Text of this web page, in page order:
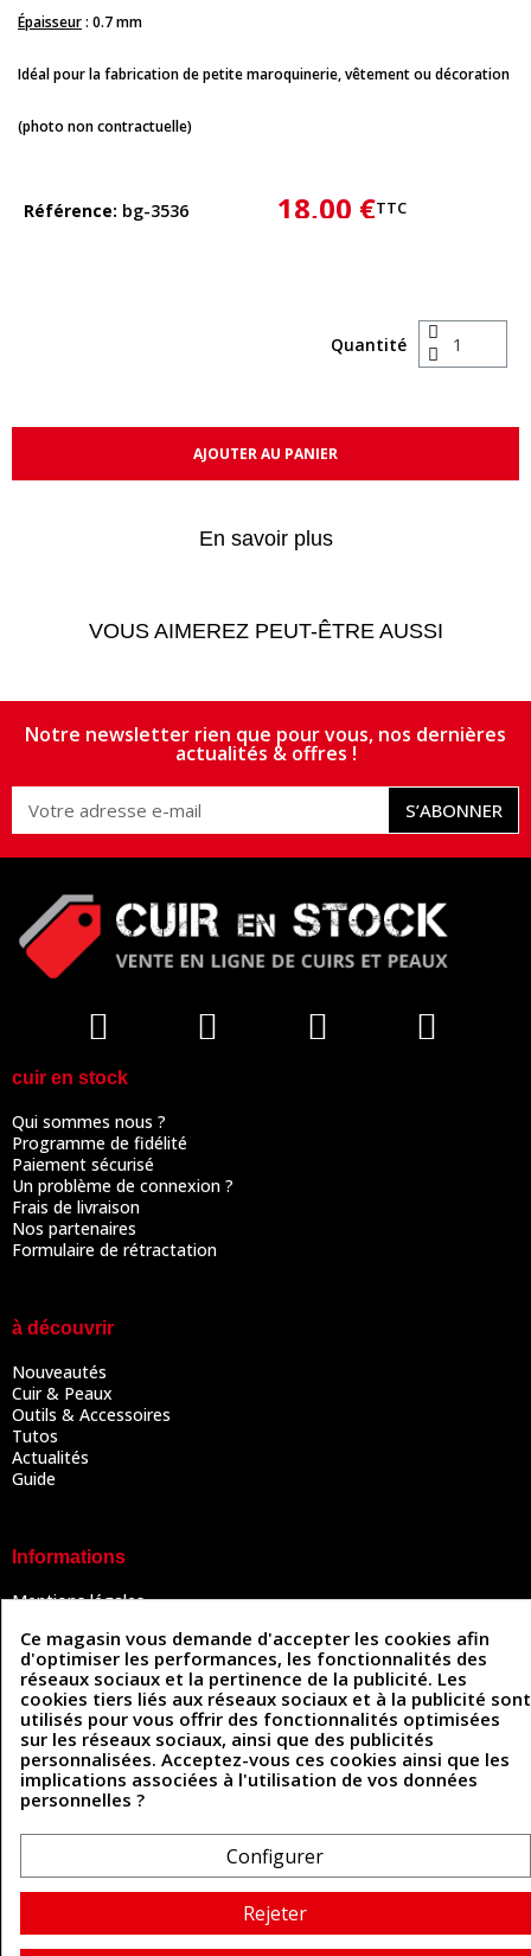
Épaisseur: 0.7 mm
Idéal pour la fabrication de petite maroquinerie, vêtement ou décoration
(photo non contractuelle)
Référence bg-3536 18,00 €TTC
Quantité
AJOUTER AU PANIER
En savoir plus
VOUS AIMEREZ PEUT-ÊTRE AUSSI
Notre newsletter rien que pour vous, nos dernières
actualités & offres !
S’ABONNER
cuir en stock
Qui sommes nous ?
Programme de fidélité
Paiement sécurisé
Un problème de connexion ?
Frais de livraison
Nos partenaires
Formulaire de rétractation
à découvrir
Nouveautés
Cuir & Peaux
Outils & Accessoires
Tutos
Actualités
Guide
Informations
Mentions légales
Politique de confidentialité
Politique des cookies
Contactez-nous
Coordonnées
493 Chemin de Catougnac
contact@cuirenstock.com
Cuirenstock © 2026 - Une création Quatrys 💙
Ce magasin vous demande d'accepter les cookies afin
d'optimiser les performances, les fonctionnalités des
réseaux sociaux et la pertinence de la publicité. Les
cookies tiers liés aux réseaux sociaux et à la publicité sont
utilisés pour vous offrir des fonctionnalités optimisées
sur les réseaux sociaux, ainsi que des publicités
personnalisées. Acceptez-vous ces cookies ainsi que les
implications associées à l'utilisation de vos données
personnelles ?
Configurer
Rejeter